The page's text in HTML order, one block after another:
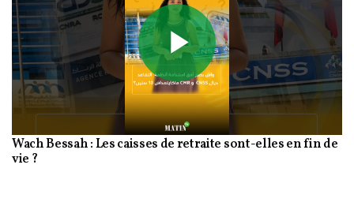
Play
Video
Wach Bessah : Les caisses de retraite sont-elles en fin de
vie ?